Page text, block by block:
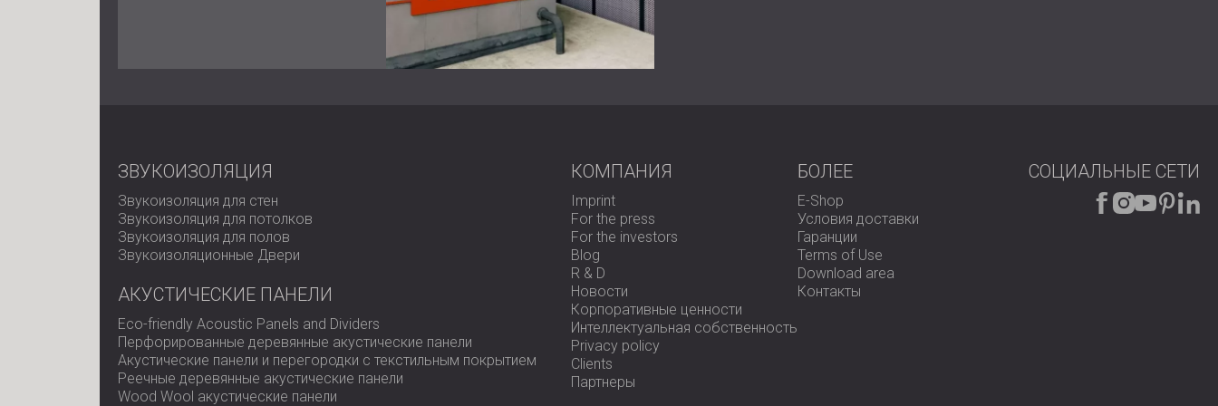
уменьшило звуковое давление, достигающее близлежащих жителей, что повысило качество
их жизни. Дальнейшая облицовка крыши и второй боковой стены обещает дальнейшее
снижение шума.
ЗВУКОИЗОЛЯЦИЯ
Звукоизоляция для стен
Звукоизоляция для потолков
Звукоизоляция для полов
Звукоизоляционные Двери
АКУСТИЧЕСКИЕ ПАНЕЛИ
Eco-friendly Acoustic Panels and Dividers
Перфорированные деревянные акустические панели
Акустические панели и перегородки с текстильным покрытием
Реечные деревянные акустические панели
Wood Wool акустические панели
КОМПАНИЯ
Imprint
For the press
For the investors
Blog
R & D
Новости
Корпоративные ценности
Интеллектуальная собственность
Privacy policy
Clients
Партнеры
БОЛЕЕ
E-Shop
Условия доставки
Гаранции
Terms of Use
Download area
Контакты
СОЦИАЛЬНЫЕ СЕТИ